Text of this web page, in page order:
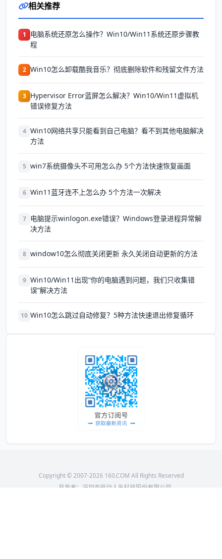
相关推荐
1
电脑系统还原怎么操作？Win10/Win11系统还原步骤教
程
2 Win10怎么卸载酷我音乐？彻底删除软件和残留文件方法
3 Hypervisor Error蓝屏怎么解决？Win10/Win11虚拟机
错误修复方法
4 Win10网络共享只能看到自己电脑？看不到其他电脑解决
方法
5 win7系统摄像头不可用怎么办 5个方法快速恢复画面
6 Win11蓝牙连不上怎么办 5个方法一次解决
7 电脑提示winlogon.exe错误？Windows登录进程异常解
决方法
8 window10怎么彻底关闭更新 永久关闭自动更新的方法
9 Win10/Win11出现“你的电脑遇到问题，我们只收集错
误”解决方法
10 Win10怎么跳过自动修复？5种方法快速退出修复循环
Copyright © 2007-2026 160.COM All Rights Reserved
开发者：深圳市驱动人生科技股份有限公司